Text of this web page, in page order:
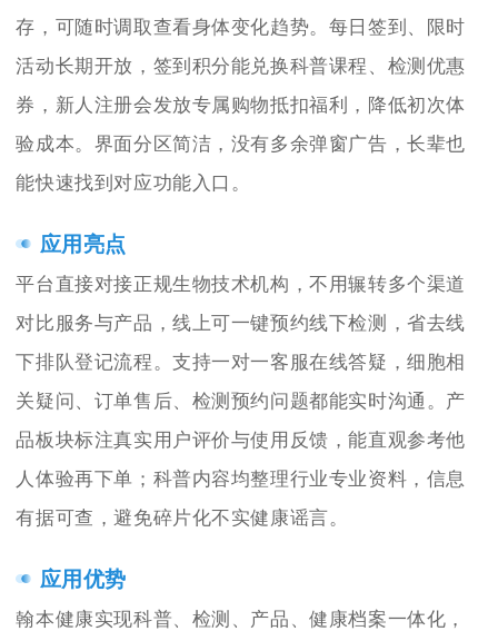
存，可随时调取查看身体变化趋势。每日签到、限时
活动长期开放，签到积分能兑换科普课程、检测优惠
券，新人注册会发放专属购物抵扣福利，降低初次体
验成本。界面分区简洁，没有多余弹窗广告，长辈也
能快速找到对应功能入口。
应用亮点
平台直接对接正规生物技术机构，不用辗转多个渠道
对比服务与产品，线上可一键预约线下检测，省去线
下排队登记流程。支持一对一客服在线答疑，细胞相
关疑问、订单售后、检测预约问题都能实时沟通。产
品板块标注真实用户评价与使用反馈，能直观参考他
人体验再下单；科普内容均整理行业专业资料，信息
有据可查，避免碎片化不实健康谣言。
应用优势
翰本健康实现科普、检测、产品、健康档案一体化，